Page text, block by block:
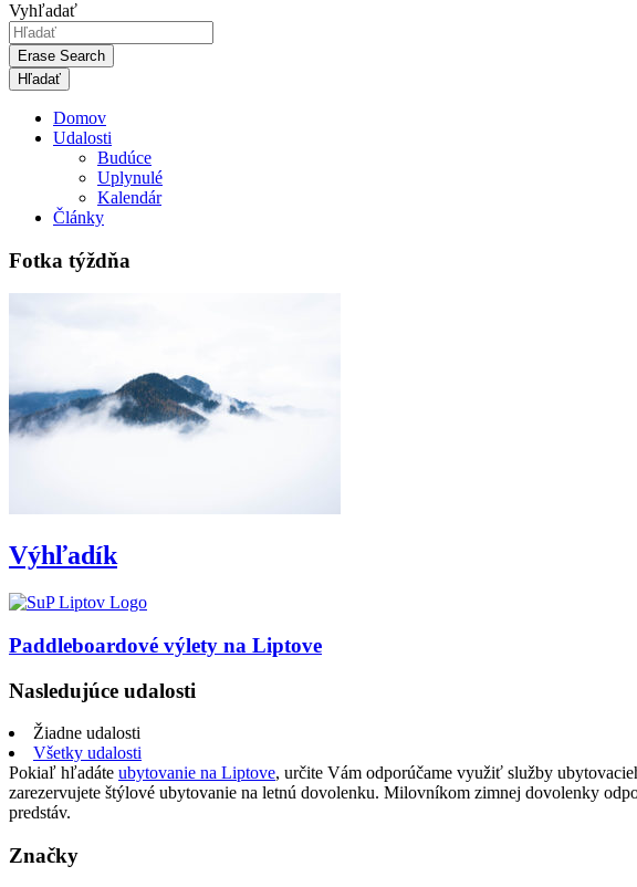
Vyhľadať
Erase Search
Domov
Udalosti
Budúce
Uplynulé
Kalendár
Články
Fotka týždňa
Výhľadík
Paddleboardové výlety na Liptove
Nasledujúce udalosti
Žiadne udalosti
Všetky udalosti
Pokiaľ hľadáte ubytovanie na Liptove, určite Vám odporúčame využiť služby
zarezervujete štýlové ubytovanie na letnú dovolenku. Milovníkom zimnej dovolenky
predstáv.
Značky